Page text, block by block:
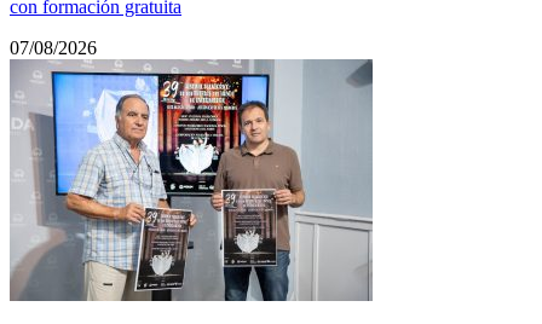
con formación gratuita
07/08/2026